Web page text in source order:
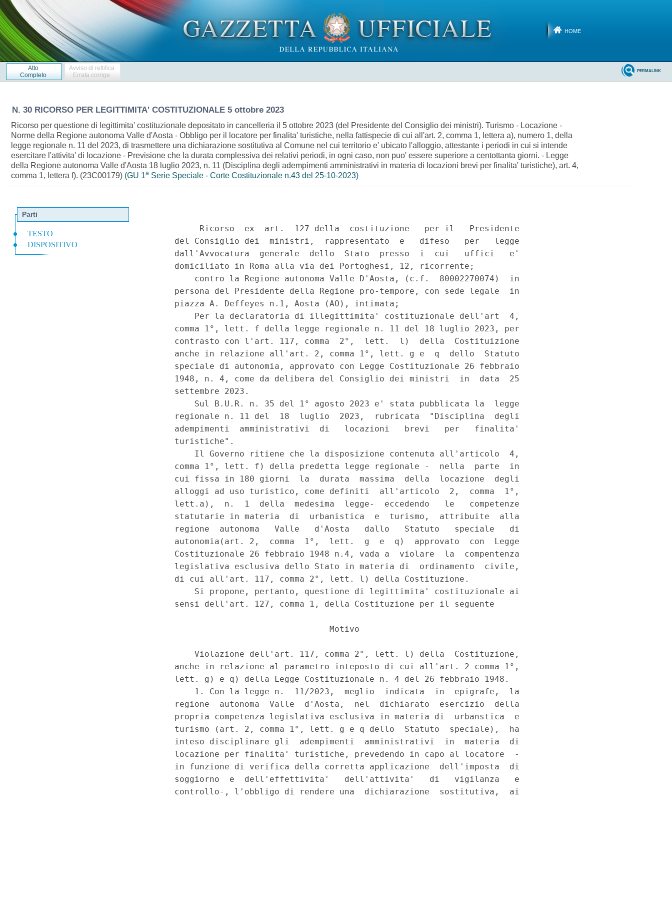
HOME
Atto
Completo
Avviso di rettifica
Errata corrige
PERMALINK
N. 30 RICORSO PER LEGITTIMITA' COSTITUZIONALE 5 ottobre 2023
Ricorso per questione di legittimita' costituzionale depositato in cancelleria il 5 ottobre 2023 (del Presidente del Consiglio dei ministri). Turismo - Locazione -
Norme della Regione autonoma Valle d'Aosta - Obbligo per il locatore per finalita' turistiche, nella fattispecie di cui all'art. 2, comma 1, lettera a), numero 1, della
legge regionale n. 11 del 2023, di trasmettere una dichiarazione sostitutiva al Comune nel cui territorio e' ubicato l'alloggio, attestante i periodi in cui si intende
esercitare l'attivita' di locazione - Previsione che la durata complessiva dei relativi periodi, in ogni caso, non puo' essere superiore a centottanta giorni. - Legge
della Regione autonoma Valle d'Aosta 18 luglio 2023, n. 11 (Disciplina degli adempimenti amministrativi in materia di locazioni brevi per finalita' turistiche), art. 4,
comma 1, lettera f). (23C00179) (GU 1a Serie Speciale - Corte Costituzionale n.43 del 25-10-2023)